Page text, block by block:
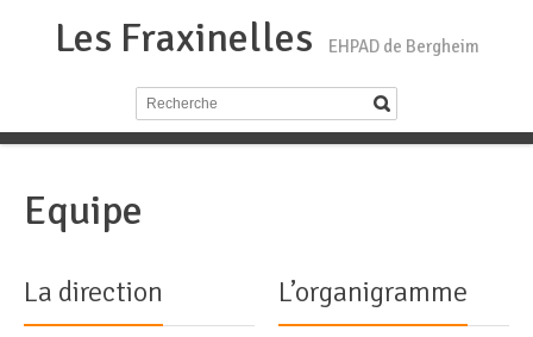
Les Fraxinelles EHPAD de Bergheim
Equipe
La direction L’organigramme